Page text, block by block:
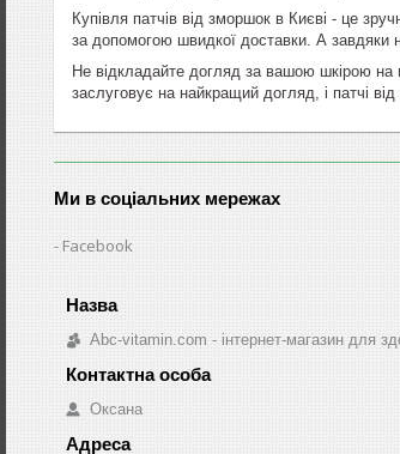
Купівля патчів від зморшок в Києві - це
за допомогою швидкої доставки. А завдяки
Не відкладайте догляд за вашою шкірою на
заслуговує на найкращий догляд, і патчі
Ми в соціальних мережах
Facebook
Abc-vitamin.com - інтернет-магазин для
Оксана